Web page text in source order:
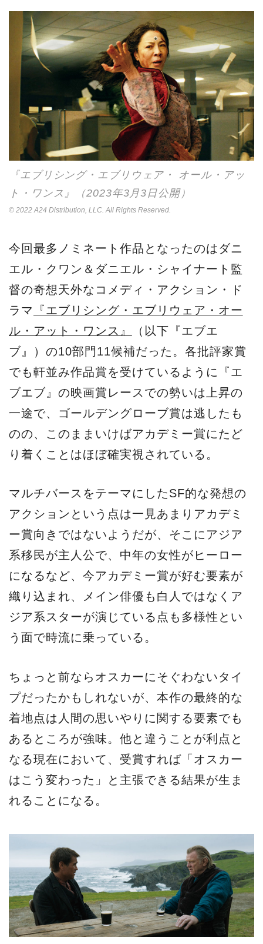
『エブリシング・エブリウェア・ オール・アッ
ト・ワンス』（2023年3月3日公開）
© 2022 A24 Distribution, LLC. All Rights Reserved.
今回最多ノミネート作品となったのはダニ
エル・クワン＆ダニエル・シャイナート監
督の奇想天外なコメディ・アクション・ド
ラマ
『エブリシング・エブリウェア・オー
ル・アット・ワンス』
（以下『エブエ
ブ』）の10部門11候補だった。各批評家賞
でも軒並み作品賞を受けているように『エ
ブエブ』の映画賞レースでの勢いは上昇の
一途で、ゴールデングローブ賞は逃したも
のの、このままいけばアカデミー賞にたど
り着くことはほぼ確実視されている。
マルチバースをテーマにしたSF的な発想の
アクションという点は一見あまりアカデミ
ー賞向きではないようだが、そこにアジア
系移民が主人公で、中年の女性がヒーロー
になるなど、今アカデミー賞が好む要素が
織り込まれ、メイン俳優も白人ではなくア
ジア系スターが演じている点も多様性とい
う面で時流に乗っている。
ちょっと前ならオスカーにそぐわないタイ
プだったかもしれないが、本作の最終的な
着地点は人間の思いやりに関する要素でも
あるところが強味。他と違うことが利点と
なる現在において、受賞すれば「オスカー
はこう変わった」と主張できる結果が生ま
れることになる。